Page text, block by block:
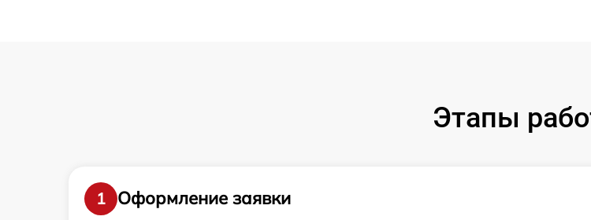
Этапы
1
Оформление заявки